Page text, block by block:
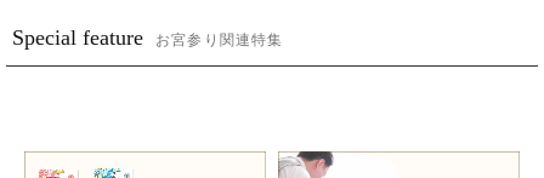
Special feature お宮参り関連特集